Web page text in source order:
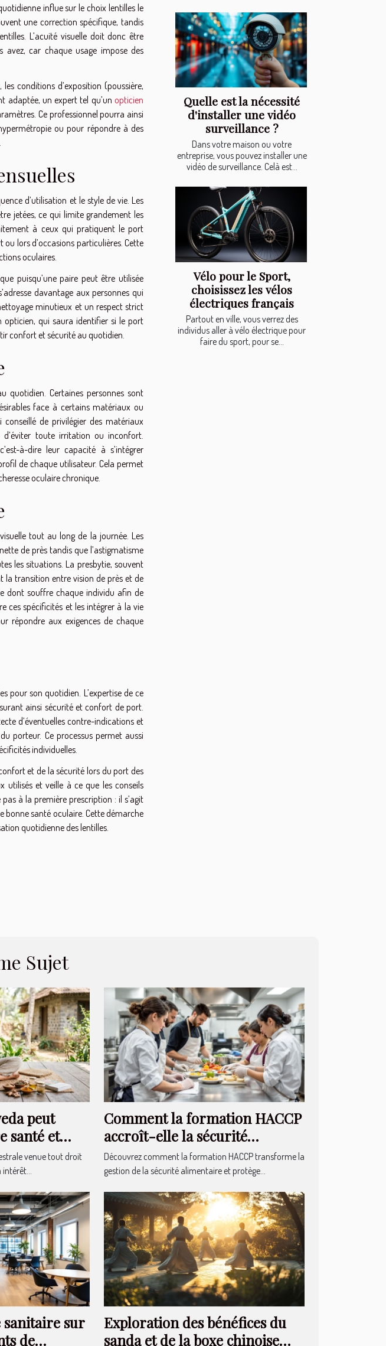
influe sur le choix lentilles le
une correction spécifique, tandis
L’acuité visuelle doit donc être
car chaque usage impose des
conditions d’exposition (poussière,
adaptée, un expert tel qu’un opticien
Ce professionnel pourra ainsi
ou pour répondre à des
d’utilisation et le style de vie. Les
jetées, ce qui limite grandement les
à ceux qui pratiquent le port
lors d’occasions particulières. Cette
oculaires.
puisqu’une paire peut être utilisée
davantage aux personnes qui
minutieux et un respect strict
opticien, qui saura identifier si le port
confort et sécurité au quotidien.
quotidien. Certaines personnes sont
face à certains matériaux ou
de privilégier des matériaux
toute irritation ou inconfort.
à-dire leur capacité à s’intégrer
de chaque utilisateur. Cela permet
oculaire chronique.
tout au long de la journée. Les
de près tandis que l’astigmatisme
les situations. La presbytie, souvent
la transition entre vision de près et de
dont souffre chaque individu afin de
ces spécificités et les intégrer à la vie
répondre aux exigences de chaque
pour son quotidien. L’expertise de ce
ainsi sécurité et confort de port.
d’éventuelles contre-indications et
porteur. Ce processus permet aussi
individuelles.
et de la sécurité lors du port des
utilisés et veille à ce que les conseils
à la première prescription : il s’agit
bonne santé oculaire. Cette démarche
quotidienne des lentilles.
Quelle est la nécessité
d'installer une vidéo
surveillance ?
Dans votre maison ou votre
entreprise, vous pouvez installer une
vidéo de surveillance. Celà est...
Vélo pour le Sport,
choisissez les vélos
électriques français
Partout en ville, vous verrez des
individus aller à vélo électrique pour
faire du sport, pour se...
Sujet
peut
santé et
venue tout droit
intérêt...
Comment la formation HACCP
accroît-elle la sécurité
alimentaire ?
Découvrez comment la formation HACCP transforme la
gestion de la sécurité alimentaire et protège...
sanitaire sur
de
Exploration des bénéfices du
sanda et de la boxe chinoise